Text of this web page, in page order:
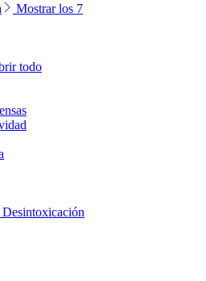
Mostrar los 7
todo